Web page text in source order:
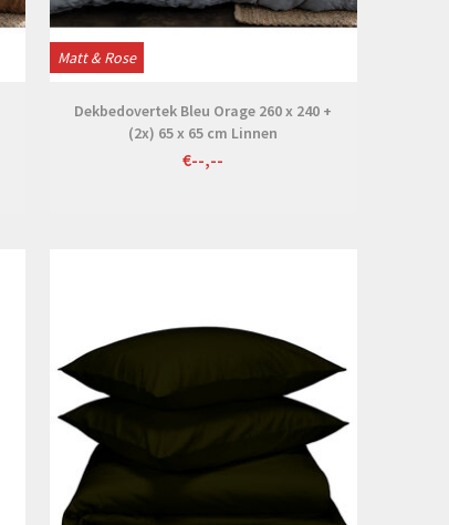
Matt & Rose
Dekbedovertek Bleu Orage 260 x 240 +
(2x) 65 x 65 cm Linnen
€--,--